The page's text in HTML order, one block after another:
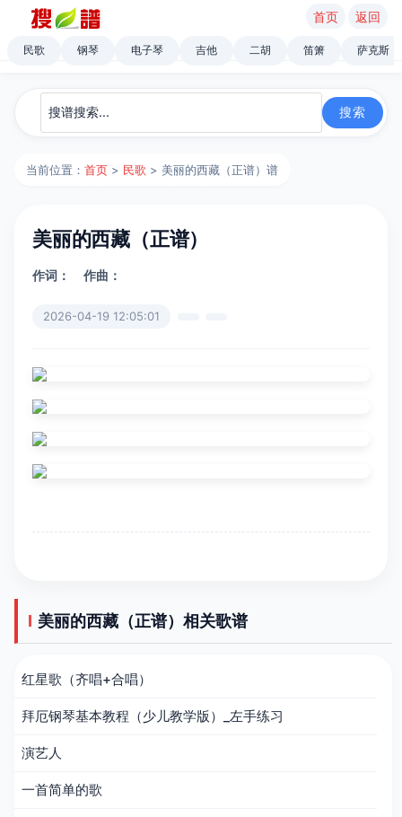
首页 返回
民歌 钢琴 电子琴 吉他 二胡 笛箫 萨克斯
当前位置：首页 > 民歌 > 美丽的西藏（正谱）谱
美丽的西藏（正谱）
作词： 作曲：
2026-04-19 12:05:01
美丽的西藏（正谱）相关歌谱
红星歌（齐唱+合唱）
拜厄钢琴基本教程（少儿教学版）_左手练习
演艺人
一首简单的歌